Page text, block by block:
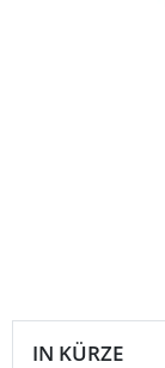
IN KÜRZE